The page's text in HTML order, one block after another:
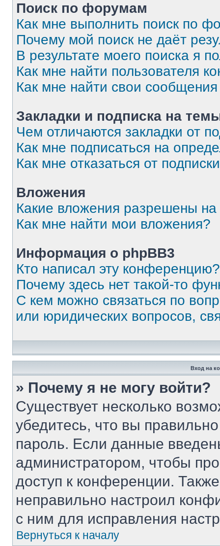
Поиск по форумам
Как мне выполнить поиск по
Почему мой поиск не даёт
В результате моего поиска я
Как мне найти пользователя
Как мне найти свои
Закладки и подписка на
Чем отличаются закладки от
Как мне подписаться на
Как мне отказаться от
Вложения
Какие вложения разрешены
Как мне найти мои вложения?
Информация о phpBB3
Кто написал эту конференцию?
Почему здесь нет такой-то
С кем можно связаться по
или юридических вопросов,
Вход на
» Почему я не могу войти?
Существует несколько
убедитесь, что вы
пароль. Если данные
администратором, чтобы
доступ к конференции.
неправильно настроил
с ним для исправления
Вернуться к началу